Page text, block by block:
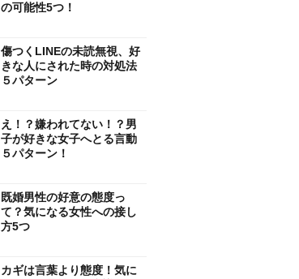
の可能性5つ！
傷つくLINEの未読無視、好
きな人にされた時の対処法
５パターン
え！？嫌われてない！？男
子が好きな女子へとる言動
５パターン！
既婚男性の好意の態度っ
て？気になる女性への接し
方5つ
カギは言葉より態度！気に